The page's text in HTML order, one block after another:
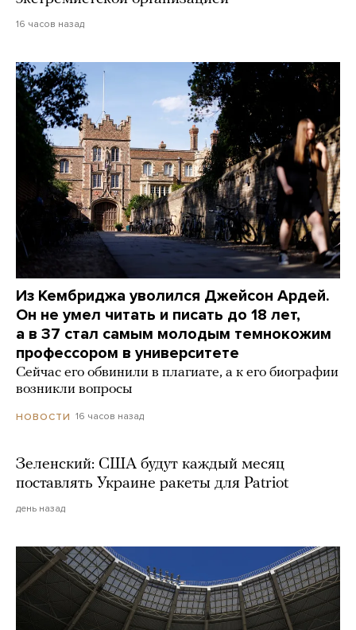
16 часов назад
Из Кембриджа уволился Джейсон Ардей.
Он не умел читать и писать до 18 лет,
а в 37 стал самым молодым темнокожим
профессором в университете
Сейчас его обвинили в плагиате, а к его биографии
возникли вопросы
НОВОСТИ 16 часов назад
Зеленский: США будут каждый месяц
поставлять Украине ракеты для Patriot
день назад